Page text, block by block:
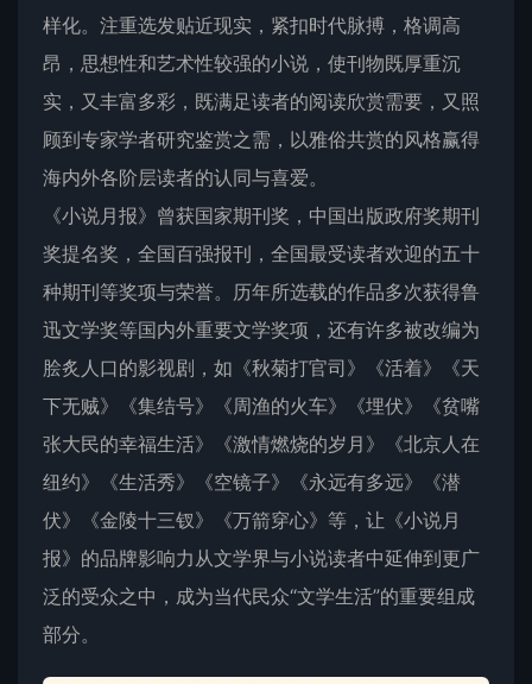
样化。注重选发贴近现实，紧扣时代脉搏，格调高
昂，思想性和艺术性较强的小说，使刊物既厚重沉
实，又丰富多彩，既满足读者的阅读欣赏需要，又照
顾到专家学者研究鉴赏之需，以雅俗共赏的风格赢得
海内外各阶层读者的认同与喜爱。
《小说月报》曾获国家期刊奖，中国出版政府奖期刊
奖提名奖，全国百强报刊，全国最受读者欢迎的五十
种期刊等奖项与荣誉。历年所选载的作品多次获得鲁
迅文学奖等国内外重要文学奖项，还有许多被改编为
脍炙人口的影视剧，如《秋菊打官司》《活着》《天
下无贼》《集结号》《周渔的火车》《埋伏》《贫嘴
张大民的幸福生活》《激情燃烧的岁月》《北京人在
纽约》《生活秀》《空镜子》《永远有多远》《潜
伏》《金陵十三钗》《万箭穿心》等，让《小说月
报》的品牌影响力从文学界与小说读者中延伸到更广
泛的受众之中，成为当代民众“文学生活”的重要组成
部分。